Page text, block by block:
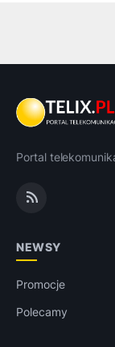
Portal
NEWSY
Promocje
Polecamy